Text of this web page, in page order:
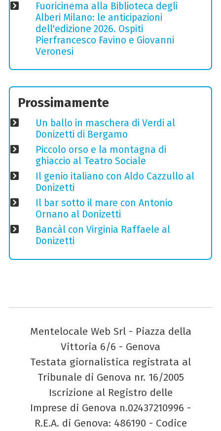
Fuoricinema alla Biblioteca degli
Alberi Milano: le anticipazioni
dell'edizione 2026. Ospiti
Pierfrancesco Favino e Giovanni
Veronesi
Prossimamente
Un ballo in maschera di Verdi al
Donizetti di Bergamo
Piccolo orso e la montagna di
ghiaccio al Teatro Sociale
Il genio italiano con Aldo Cazzullo al
Donizetti
Il bar sotto il mare con Antonio
Ornano al Donizetti
Bancàl con Virginia Raffaele al
Donizetti
Mentelocale Web Srl - Piazza della
Vittoria 6/6 - Genova
Testata giornalistica registrata al
Tribunale di Genova nr. 16/2005
Iscrizione al Registro delle
Imprese di Genova n.02437210996 -
R.E.A. di Genova: 486190 - Codice